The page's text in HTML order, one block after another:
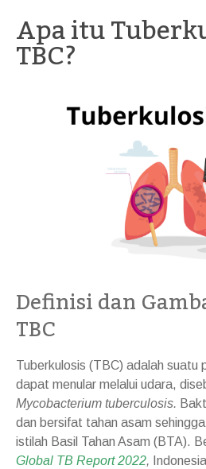
Apa itu
TBC?
Definisi dan
TBC
Tuberkulosis (TBC) adalah suatu
dapat menular melalui udara,
Mycobacterium tuberculosis.
dan bersifat tahan asam
istilah Basil Tahan Asam (BTA).
Global TB Report 2022,